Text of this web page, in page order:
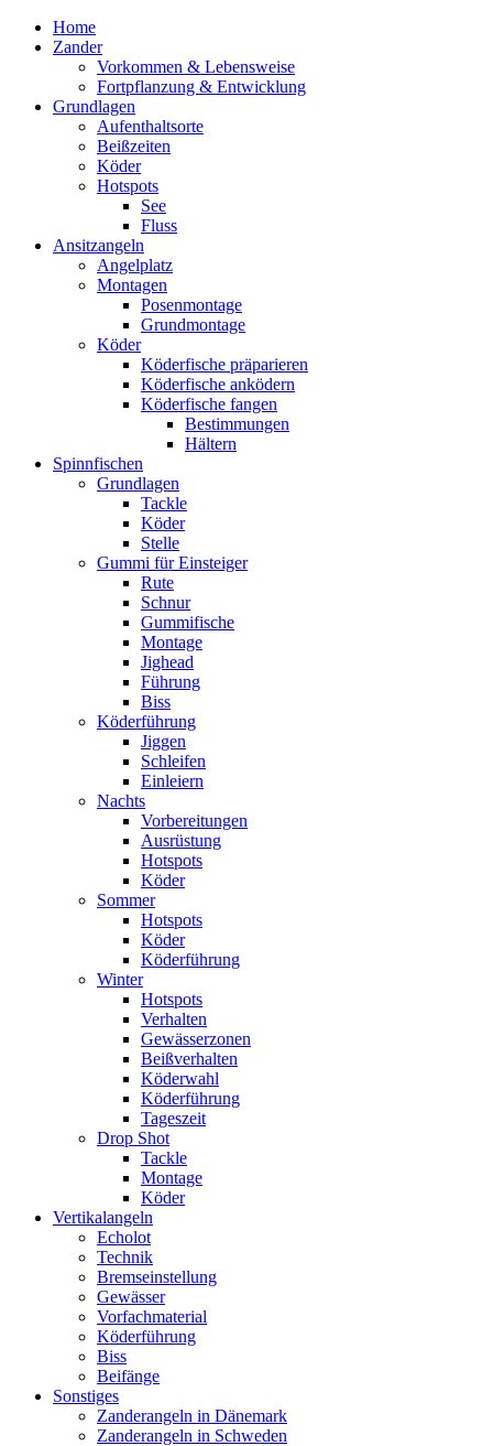
Home
Zander
Vorkommen & Lebensweise
Fortpflanzung & Entwicklung
Grundlagen
Aufenthaltsorte
Beißzeiten
Köder
Hotspots
See
Fluss
Ansitzangeln
Angelplatz
Montagen
Posenmontage
Grundmontage
Köder
Köderfische präparieren
Köderfische anködern
Köderfische fangen
Bestimmungen
Hältern
Spinnfischen
Grundlagen
Tackle
Köder
Stelle
Gummi für Einsteiger
Rute
Schnur
Gummifische
Montage
Jighead
Führung
Biss
Köderführung
Jiggen
Schleifen
Einleiern
Nachts
Vorbereitungen
Ausrüstung
Hotspots
Köder
Sommer
Hotspots
Köder
Köderführung
Winter
Hotspots
Verhalten
Gewässerzonen
Beißverhalten
Köderwahl
Köderführung
Tageszeit
Drop Shot
Tackle
Montage
Köder
Vertikalangeln
Echolot
Technik
Bremseinstellung
Gewässer
Vorfachmaterial
Köderführung
Biss
Beifänge
Sonstiges
Zanderangeln in Dänemark
Zanderangeln in Schweden